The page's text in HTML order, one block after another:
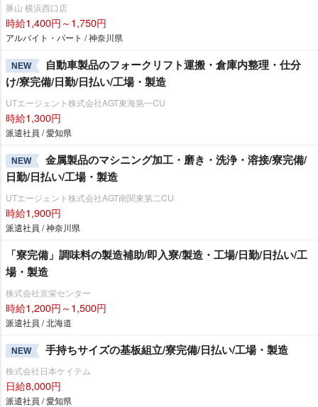
豚山 横浜西口店
時給1,400円～1,750円
アルバイト・パート / 神奈川県
NEW
自動車製品のフォークリフト運搬・倉庫内整理・仕分
け/寮完備/日勤/日払い/工場・製造
UTエージェント株式会社AGT東海第一CU
時給1,300円
派遣社員 / 愛知県
NEW
金属製品のマシニング加工・磨き・洗浄・溶接/寮完備/
日勤/日払い/工場・製造
UTエージェント株式会社AGT南関東第二CU
時給1,900円
派遣社員 / 神奈川県
「寮完備」調味料の製造補助/即入寮/製造・工場/日勤/日払い/工
場・製造
株式会社京栄センター
時給1,200円～1,500円
派遣社員 / 北海道
NEW 手持ちサイズの基板組立/寮完備/日払い/工場・製造
株式会社日本ケイテム
日給8,000円
派遣社員 / 愛知県